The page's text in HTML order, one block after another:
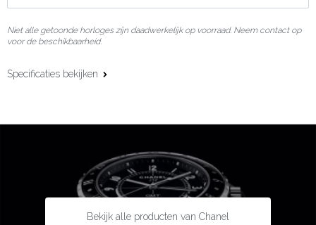
Niet alle getoonde horloges zijn daadwerkelijk op voorraad. Neem contact op
voor de beschikbaarheid.
Specificaties bekijken
J12.2
50 uur
Keramiek met staal
Bekijk alle producten van Chanel